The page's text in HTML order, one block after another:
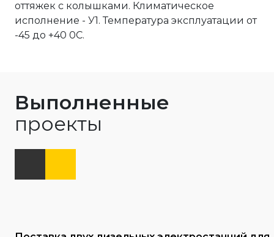
оттяжек с колышками. Климатическое
исполнение - У1. Температура эксплуатации от
-45 до +40 0С.
Выполненные
проекты